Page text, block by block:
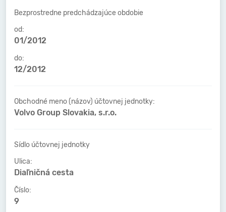
Bezprostredne predchádzajúce obdobie
od:
01/2012
do:
12/2012
Obchodné meno (názov) účtovnej jednotky:
Volvo Group Slovakia, s.r.o.
Sídlo účtovnej jednotky
Ulica:
Diaľničná cesta
Číslo:
9